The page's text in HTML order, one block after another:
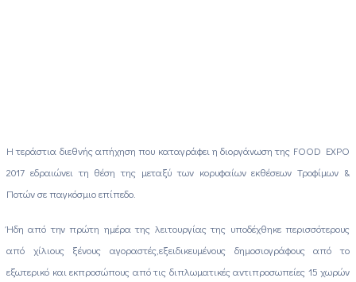
Η τεράστια διεθνής απήχηση που καταγράφει η διοργάνωση της FOOD EXPO
2017 εδραιώνει τη θέση της μεταξύ των κορυφαίων εκθέσεων Τροφίμων &
Ποτών σε παγκόσμιο επίπεδο.
Ήδη από την πρώτη ημέρα της λειτουργίας της υποδέχθηκε περισσότερους
από χίλιους ξένους αγοραστές,εξειδικευμένους δημοσιογράφους από το
εξωτερικό και εκπροσώπους από τις διπλωματικές αντιπροσωπείες 15 χωρών